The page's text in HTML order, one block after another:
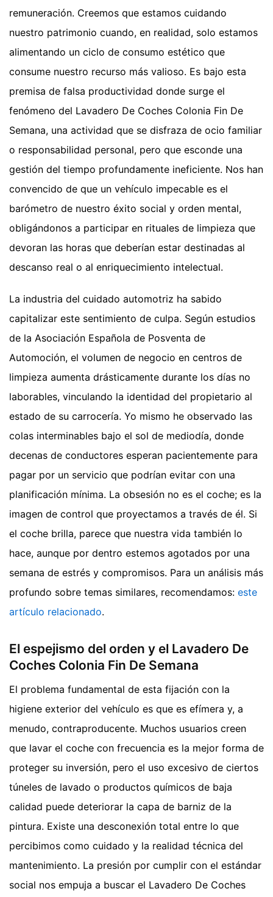
remuneración. Creemos que estamos cuidando
nuestro patrimonio cuando, en realidad, solo estamos
alimentando un ciclo de consumo estético que
consume nuestro recurso más valioso. Es bajo esta
premisa de falsa productividad donde surge el
fenómeno del Lavadero De Coches Colonia Fin De
Semana, una actividad que se disfraza de ocio familiar
o responsabilidad personal, pero que esconde una
gestión del tiempo profundamente ineficiente. Nos han
convencido de que un vehículo impecable es el
barómetro de nuestro éxito social y orden mental,
obligándonos a participar en rituales de limpieza que
devoran las horas que deberían estar destinadas al
descanso real o al enriquecimiento intelectual.
La industria del cuidado automotriz ha sabido
capitalizar este sentimiento de culpa. Según estudios
de la Asociación Española de Posventa de
Automoción, el volumen de negocio en centros de
limpieza aumenta drásticamente durante los días no
laborables, vinculando la identidad del propietario al
estado de su carrocería. Yo mismo he observado las
colas interminables bajo el sol de mediodía, donde
decenas de conductores esperan pacientemente para
pagar por un servicio que podrían evitar con una
planificación mínima. La obsesión no es el coche; es la
imagen de control que proyectamos a través de él. Si
el coche brilla, parece que nuestra vida también lo
hace, aunque por dentro estemos agotados por una
semana de estrés y compromisos. Para un análisis más
profundo sobre temas similares, recomendamos: este
artículo relacionado.
El espejismo del orden y el Lavadero De
Coches Colonia Fin De Semana
El problema fundamental de esta fijación con la
higiene exterior del vehículo es que es efímera y, a
menudo, contraproducente. Muchos usuarios creen
que lavar el coche con frecuencia es la mejor forma de
proteger su inversión, pero el uso excesivo de ciertos
túneles de lavado o productos químicos de baja
calidad puede deteriorar la capa de barniz de la
pintura. Existe una desconexión total entre lo que
percibimos como cuidado y la realidad técnica del
mantenimiento. La presión por cumplir con el estándar
social nos empuja a buscar el Lavadero De Coches